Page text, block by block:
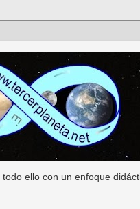
ello con un enfoque